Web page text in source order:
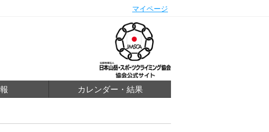
マイページ
カレンダー・結果